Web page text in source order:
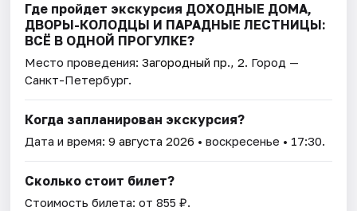
Где пройдет экскурсия ДОХОДНЫЕ ДОМА,
ДВОРЫ-КОЛОДЦЫ И ПАРАДНЫЕ ЛЕСТНИЦЫ:
ВСЁ В ОДНОЙ ПРОГУЛКЕ?
Место проведения:Загородный пр., 2. Город —
Санкт-Петербург.
Когда запланирован экскурсия?
Дата и время:9 августа 2026 • воскресенье • 17:30.
Сколько стоит билет?
Стоимость билета: от 855 ₽.